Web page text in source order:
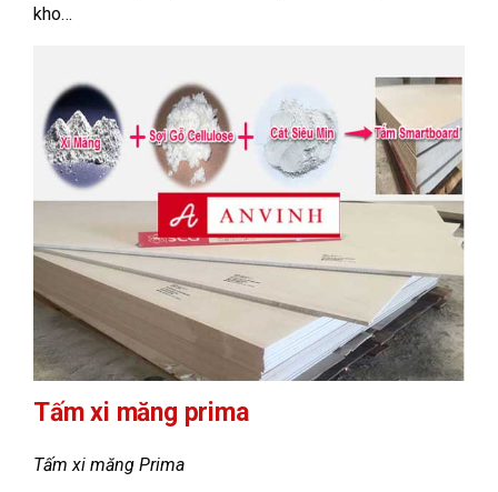
kho…
Tấm xi măng prima
Tấm xi măng Prima